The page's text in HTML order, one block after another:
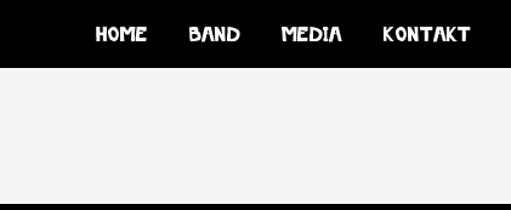
Home Band Media Kontakt